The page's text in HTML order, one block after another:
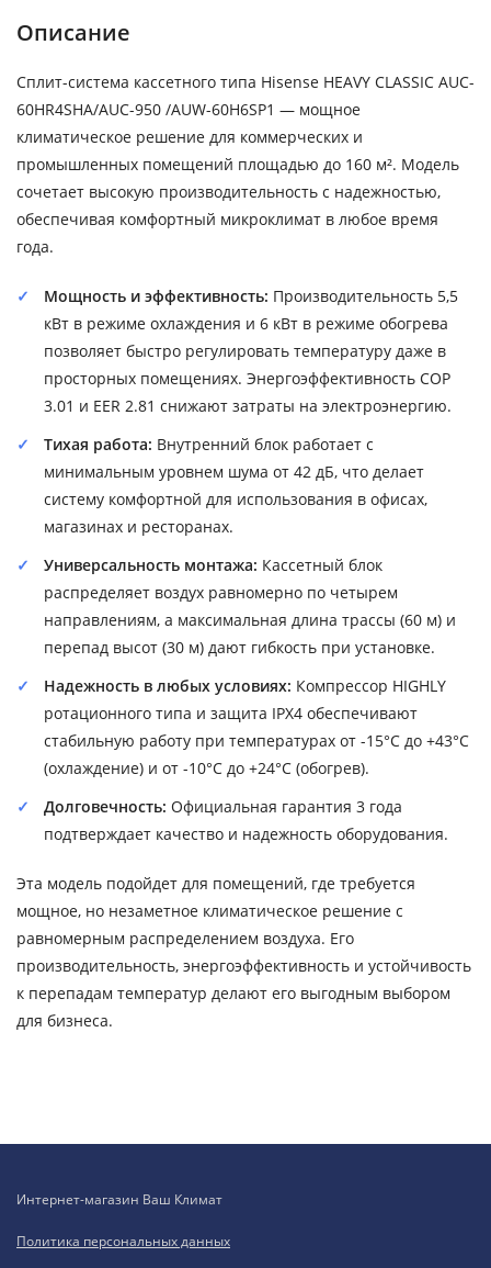
Описание
Сплит-система кассетного типа Hisense HEAVY CLASSIC AUC-
60HR4SHA/AUC-950 /AUW-60H6SP1 — мощное
климатическое решение для коммерческих и
промышленных помещений площадью до 160 м². Модель
сочетает высокую производительность с надежностью,
обеспечивая комфортный микроклимат в любое время
года.
Мощность и эффективность: Производительность 5,5
кВт в режиме охлаждения и 6 кВт в режиме обогрева
позволяет быстро регулировать температуру даже в
просторных помещениях. Энергоэффективность COP
3.01 и EER 2.81 снижают затраты на электроэнергию.
Тихая работа: Внутренний блок работает с
минимальным уровнем шума от 42 дБ, что делает
систему комфортной для использования в офисах,
магазинах и ресторанах.
Универсальность монтажа: Кассетный блок
распределяет воздух равномерно по четырем
направлениям, а максимальная длина трассы (60 м) и
перепад высот (30 м) дают гибкость при установке.
Надежность в любых условиях: Компрессор HIGHLY
ротационного типа и защита IPX4 обеспечивают
стабильную работу при температурах от -15°C до +43°C
(охлаждение) и от -10°C до +24°C (обогрев).
Долговечность: Официальная гарантия 3 года
подтверждает качество и надежность оборудования.
Эта модель подойдет для помещений, где требуется
мощное, но незаметное климатическое решение с
равномерным распределением воздуха. Его
производительность, энергоэффективность и устойчивость
к перепадам температур делают его выгодным выбором
для бизнеса.
Интернет-магазин Ваш Климат
Политика персональных данных